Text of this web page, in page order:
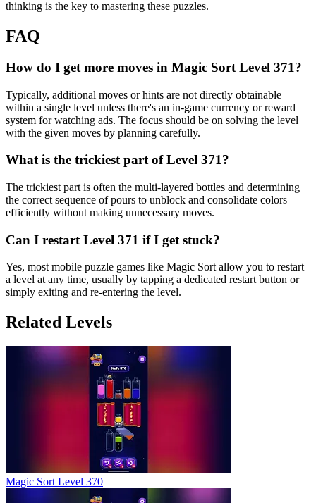
thinking is the key to mastering these puzzles.
FAQ
How do I get more moves in Magic Sort Level 371?
Typically, additional moves or hints are not directly obtainable
within a single level unless there's an in-game currency or reward
system for watching ads. The focus should be on solving the level
with the given moves by planning carefully.
What is the trickiest part of Level 371?
The trickiest part is often the multi-layered bottles and determining
the correct sequence of pours to unblock and consolidate colors
efficiently without making unnecessary moves.
Can I restart Level 371 if I get stuck?
Yes, most mobile puzzle games like Magic Sort allow you to restart
a level at any time, usually by tapping a dedicated restart button or
simply exiting and re-entering the level.
Related Levels
Magic Sort Level 370